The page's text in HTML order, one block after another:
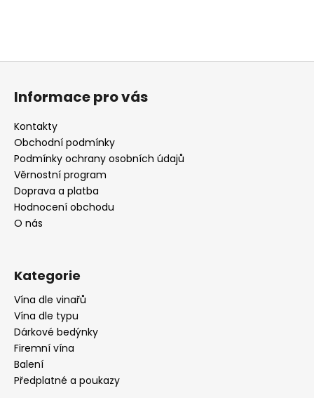
Z
Informace pro vás
Kontakty
Obchodní podmínky
Podmínky ochrany osobních údajů
Věrnostní program
Doprava a platba
Hodnocení obchodu
O nás
Kategorie
Vína dle vinařů
Vína dle typu
Dárkové bedýnky
Firemní vína
Balení
Předplatné a poukazy